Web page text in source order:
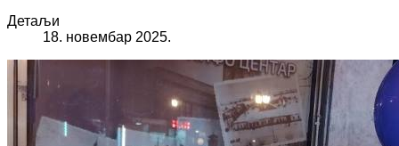
Детаљи
18. новембар 2025.